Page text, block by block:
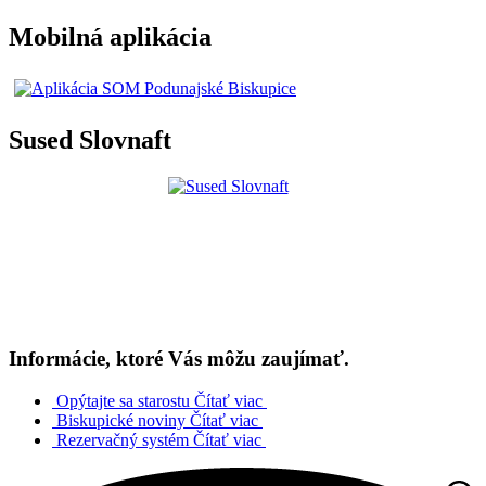
Mobilná aplikácia
Sused Slovnaft
Informácie, ktoré Vás môžu zaujímať.
Opýtajte sa starostu Čítať viac
Biskupické noviny Čítať viac
Rezervačný systém Čítať viac